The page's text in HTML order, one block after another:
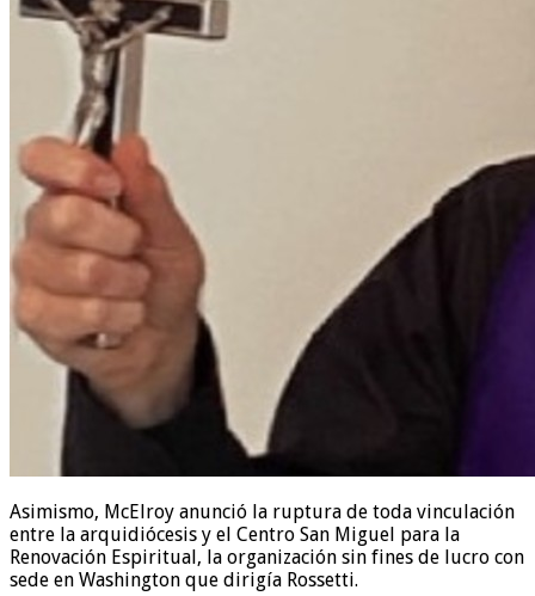
Asimismo, McElroy anunció la ruptura de toda vinculación
entre la arquidiócesis y el Centro San Miguel para la
Renovación Espiritual, la organización sin fines de lucro con
sede en Washington que dirigía Rossetti.